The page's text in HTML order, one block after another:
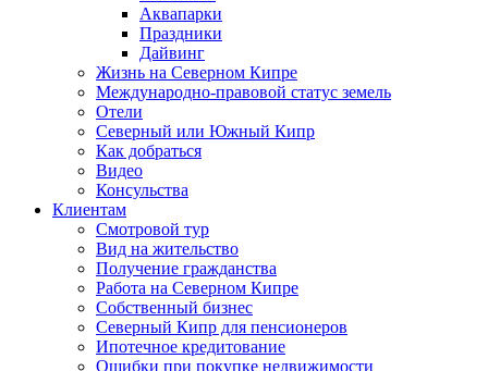
Аквапарки
Праздники
Дайвинг
Жизнь на Северном Кипре
Международно-правовой статус земель
Отели
Северный или Южный Кипр
Как добраться
Видео
Консульства
Клиентам
Смотровой тур
Вид на жительство
Получение гражданства
Работа на Северном Кипре
Собственный бизнес
Северный Кипр для пенсионеров
Ипотечное кредитование
Ошибки при покупке недвижимости